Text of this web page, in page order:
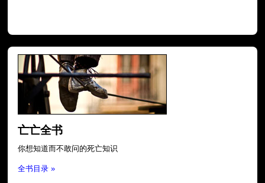
亡亡全书
你想知道而不敢问的死亡知识
全书目录 »